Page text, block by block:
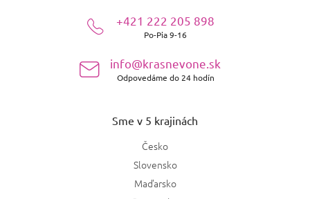
+421 222 205 898
Po-Pia 9-16
info@krasnevone.sk
Odpovedáme do 24 hodín
Sme v 5 krajinách
Česko
Slovensko
Maďarsko